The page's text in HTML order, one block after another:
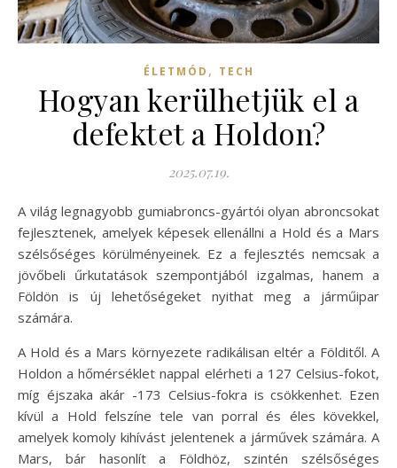
ÉLETMÓD , TECH
Hogyan kerülhetjük el a
defektet a Holdon?
2025.07.19.
A világ legnagyobb gumiabroncs-gyártói olyan abroncsokat
fejlesztenek, amelyek képesek ellenállni a Hold és a Mars
szélsőséges körülményeinek. Ez a fejlesztés nemcsak a
jövőbeli űrkutatások szempontjából izgalmas, hanem a
Földön is új lehetőségeket nyithat meg a járműipar
számára.
A Hold és a Mars környezete radikálisan eltér a Földitől. A
Holdon a hőmérséklet nappal elérheti a 127 Celsius-fokot,
míg éjszaka akár -173 Celsius-fokra is csökkenhet. Ezen
kívül a Hold felszíne tele van porral és éles kövekkel,
amelyek komoly kihívást jelentenek a járművek számára. A
Mars, bár hasonlít a Földhöz, szintén szélsőséges